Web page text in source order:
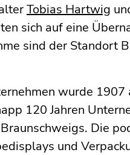
Tobias Hartwig
sich auf eine
sind der Standort
wurde
120 Jahren
Die
und